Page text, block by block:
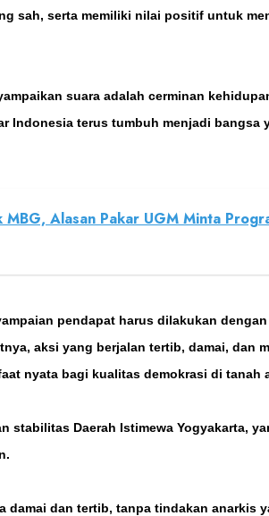
sah, serta memiliki nilai positif untuk
suara adalah cerminan
Indonesia terus tumbuh menjadi bangsa
MBG, Alasan Pakar UGM Minta
pendapat harus dilakukan
aksi yang berjalan tertib, damai, dan
nyata bagi kualitas demokrasi di tanah
Daerah Istimewa Yogyakarta,
damai dan tertib, tanpa tindakan anarkis